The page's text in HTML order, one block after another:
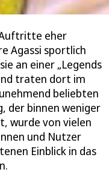
eher
Agassi sportlich
an einer „Legends
traten dort im
beliebten
der binnen weniger
wurde von vielen
und Nutzer
Einblick in das